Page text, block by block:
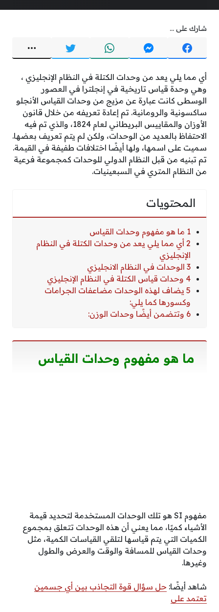
شارك على ...
أي مما يلي يعد من وحدات الكتلة في النظام الإنجليزي ،
وهي وحدة قياس تاريخية في إنجلترا في العصور
الوسطى كانت عبارة عن مزيج من وحدات القياس الأنجلو
ساكسونية والرومانية. تم إعادة تعريفه من خلال قانون
الأوزان والمقاييس البريطاني لعام 1824، والذي تم فيه
الاحتفاظ بالعديد من الوحدات، ولكن لم يتم تعريف بعضها.
سميت على اسمها، ولها أيضًا اختلافات طفيفة في القيمة.
تم تبنيه من قبل النظام الدولي للوحدات كمجموعة فرعية
من النظام المتري في السبعينيات.
المحتويات
1 ما هو مفهوم وحدات القياس
2 أي مما يلي يعد من وحدات الكتلة في النظام
الإنجليزي
3 الوحدات في النظام الانجليزي
4 وحدات قياس الكتلة في النظام الإنجليزي
5 يضاف لهذه الوحدات مضاعفات الجرامات
وكسورها كما يلي:
6 وتتضمن أيضًا وحدات الوزن:
ما هو مفهوم وحدات القياس
مفهوم SI هو تلك الوحدات المستخدمة لتحديد قيمة
الأشياء كميًا، مما يعني أن هذه الوحدات تتعلق بمجموع
الكميات التي يتم قياسها لتلقي القياسات الكمية، مثل
وحدات القياس للمسافة والوقت والعرض والطول
وغيرها.
شاهد أيضًا: حل سؤال قوة التجاذب بين أي جسمين
تعتمد على